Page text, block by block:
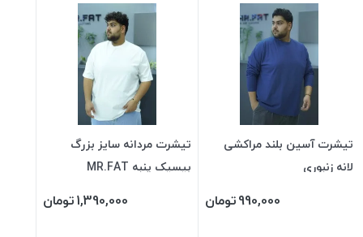
تیشرت آسین بلند مراکشی
لانه زنبوری
990,000تومان
تیشرت مردانه سایز بزرگ
بیسیک پنبه MR.FAT
1,390,000تومان